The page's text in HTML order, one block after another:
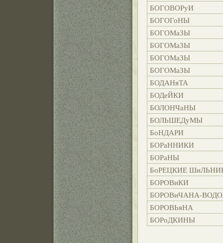
БОГОВОРуИ
БОГОГоНЫ
БОГОМаЗЫ
БОГОМаЗЫ
БОГОМаЗЫ
БОГОМаЗЫ
БОДАНяТА
БОДеЙКИ
БОЛОНЧаНЫ
БОЛЬШЕДуМЫ
БоНДАРИ
БОРаННИКИ
БОРаНЫ
БоРЕЦКИЕ
БОРОВиКИ
БОРОВиЧАНА-
БОРОВЬяНА
БОРоДКИНЫ